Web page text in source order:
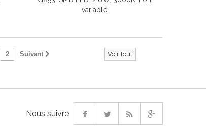
variable
Voir tout
2 Suivant
Nous suivre